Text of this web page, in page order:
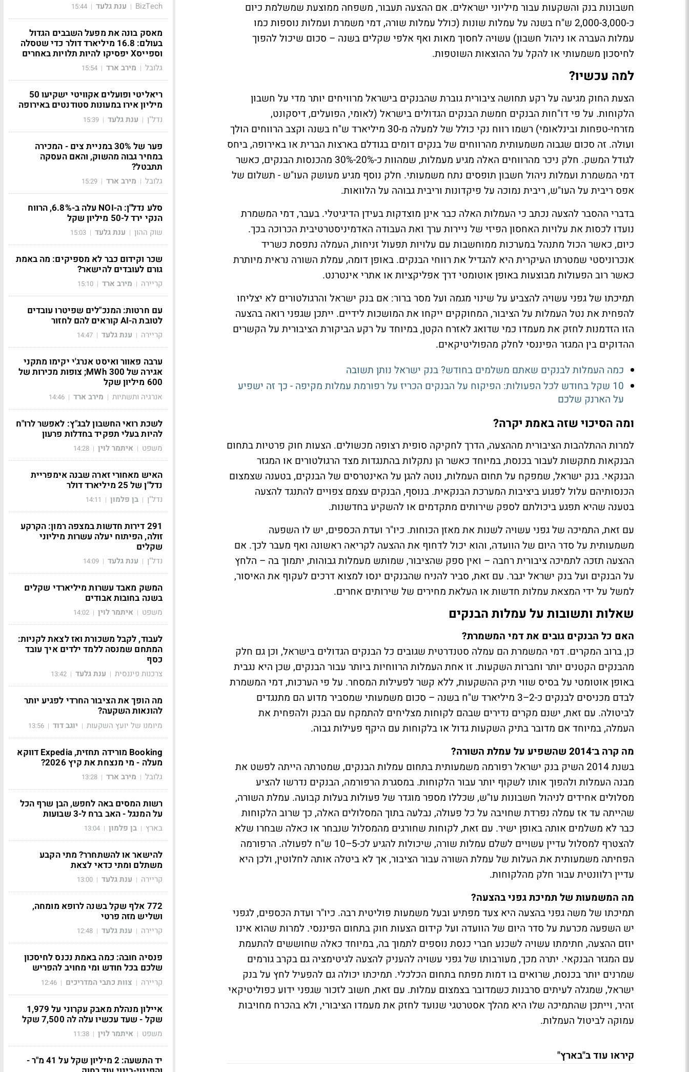
חשבונות בנק והשקעות עבור מיליוני ישראלים. אם ההצעה תעבור, משפחה ממוצעת שמשלמת כיום
כ-2,000-3,000 ש"ח בשנה על עמלות שונות (כולל עמלות שורה, דמי משמרת ועמלות נוספות כמו
עמלות העברה או ניהול חשבון) עשויה לחסוך מאות ואף אלפי שקלים בשנה – סכום שיכול להפוך
לחיסכון משמעותי או להקל על ההוצאות השוטפות.
למה עכשיו?
הצעת החוק מגיעה על רקע תחושה ציבורית גוברת שהבנקים בישראל מרוויחים יותר מדי על חשבון
הלקוחות. על פי דו"חות הבנקים חמשת הבנקים הגדולים בישראל (לאומי, הפועלים, דיסקונט,
מזרחי-טפחות ובינלאומי) רשמו רווח נקי כולל של למעלה מ-30 מיליארד ש"ח בשנה וקצב הרווחים הולך
ועולה. זה סכום שגבוה משמעותית מהרווחים של בנקים דומים בגודלם בארצות הברית או באירופה, ביחס
לגודל המשק. חלק ניכר מהרווחים האלה מגיע מעמלות, שמהוות כ-20%-30% מהכנסות הבנקים, כאשר
דמי המשמרת ועמלות ניהול חשבון תופסים נתח משמעותי. חלק נוסף מגיע מעושק העו"ש - תשלום של
אפס ריבית על העו"ש, ריבית נמוכה על פיקדונות וריבית גבוהה על הלוואות.
בדברי ההסבר להצעה נכתב כי העמלות האלה כבר אינן מוצדקות בעידן הדיגיטלי. בעבר, דמי המשמרת
נועדו לכסות את עלויות האחסון הפיזי של ניירות ערך ואת העבודה האדמיניסטרטיבית הכרוכה בכך.
כיום, כאשר הכול מתנהל במערכות ממוחשבות עם עלויות תפעול זניחות, העמלה נתפסת כשריד
אנכרוניסטי שמטרתו העיקרית היא להגדיל את רווחי הבנקים. באופן דומה, עמלת השורה נראית מיותרת
כאשר רוב הפעולות מבוצעות באופן אוטומטי דרך אפליקציות או אתרי אינטרנט.
תמיכתו של גפני עשויה להצביע על שינוי מגמה ועל מסר ברור: אם בנק ישראל והרגולטורים לא יצליחו
להפחית את נטל העמלות על הציבור, המחוקקים ייקחו את המושכות לידיים. ייתכן שגפני רואה בהצעה
הזו הזדמנות לחזק את מעמדו כמי שדואג לאזרח הקטן, במיוחד על רקע הביקורת הציבורית על הקשרים
ההדוקים בין המגזר הפיננסי לחלק מהפוליטיקאים.
כמה העמלות לבנקים שאתם משלמים בחודש? בנק ישראל נותן תשובה
10 שקל בחודש לכל הפעולות: הפיקוח על הבנקים הכריז על רפורמת עמלות מקיפה - כך זה ישפיע
על הארנק שלכם
ומה הסיכוי שזה באמת יקרה?
למרות ההתלהבות הציבורית מההצעה, הדרך לחקיקה סופית רצופה מכשולים. הצעות חוק פרטיות בתחום
הבנקאות מתקשות לעבור בכנסת, במיוחד כאשר הן נתקלות בהתנגדות מצד הרגולטורים או המגזר
הבנקאי. בנק ישראל, שמפקח על תחום העמלות, נוטה להגן על האינטרסים של הבנקים, בטענה שצמצום
הכנסותיהם עלול לפגוע ביציבות המערכת הבנקאית. בנוסף, הבנקים עצמם צפויים להתנגד להצעה
בטענה שהיא תפגע ביכולתם לספק שירותים מתקדמים או להשקיע בחדשנות.
עם זאת, התמיכה של גפני עשויה לשנות את מאזן הכוחות. כיו"ר ועדת הכספים, יש לו השפעה
משמעותית על סדר היום של הוועדה, והוא יכול לדחוף את ההצעה לקריאה ראשונה ואף מעבר לכך. אם
ההצעה תזכה לתמיכה ציבורית רחבה – ואין ספק שהציבור, שמותש מעמלות גבוהות, יתמוך בה – הלחץ
על הבנקים ועל בנק ישראל יגבר. עם זאת, סביר להניח שהבנקים ינסו למצוא דרכים לעקוף את האיסור,
למשל על ידי המצאת עמלות חדשות או העלאת מחירים של שירותים אחרים.
שאלות ותשובות על עמלות הבנקים
האם כל הבנקים גובים את דמי המשמרת?
כן, ברוב המקרים. דמי המשמרת הם עמלה סטנדרטית שגובים כל הבנקים הגדולים בישראל, וכן גם חלק
מהבנקים הקטנים יותר וחברות השקעות. זו אחת העמלות הרווחיות ביותר עבור הבנקים, שכן היא נגבית
באופן אוטומטי על בסיס שווי תיק ההשקעות, ללא קשר לפעילות המסחר. על פי הערכות, דמי המשמרת
לבדם מכניסים לבנקים כ-2–3 מיליארד ש"ח בשנה – סכום משמעותי שמסביר מדוע הם מתנגדים
לביטולה. עם זאת, ישנם מקרים נדירים שבהם לקוחות מצליחים להתמקח עם הבנק ולהפחית את
העמלה, במיוחד אם מדובר בתיק השקעות גדול או בלקוחות עם היקף פעילות גבוה.
מה קרה ב־2014 שהשפיע על עמלת השורה?
בשנת 2014 השיק בנק ישראל רפורמה משמעותית בתחום עמלות הבנקים, שמטרתה הייתה לפשט את
מבנה העמלות ולהפוך אותו לשקוף יותר עבור הלקוחות. במסגרת הרפורמה, הבנקים נדרשו להציע
מסלולים אחידים לניהול חשבונות עו"ש, שכללו מספר מוגדר של פעולות בעלות קבועה. עמלת השורה,
שהייתה עד אז עמלה נפרדת שחויבה על כל פעולה, נבלעה בתוך המסלולים האלה, כך שרוב הלקוחות
כבר לא משלמים אותה באופן ישיר. עם זאת, לקוחות שחורגים מהמסלול שנבחר או כאלה שבחרו שלא
להצטרף למסלול עדיין עשויים לשלם עמלות שורה, שיכולות להגיע לכ-5–10 ש"ח לפעולה. הרפורמה
הפחיתה משמעותית את העלות של עמלת השורה עבור הציבור, אך לא ביטלה אותה לחלוטין, ולכן היא
עדיין רלוונטית עבור חלק מהלקוחות.
מה המשמעות של תמיכת גפני בהצעה?
תמיכתו של משה גפני בהצעה היא צעד מפתיע ובעל משמעות פוליטית רבה. כיו"ר ועדת הכספים, לגפני
יש השפעה מכרעת על סדר היום של הוועדה ועל קידום הצעות חוק בתחום הפיננסי. למרות שהוא אינו
יוזם ההצעה, חתימתו עשויה לשכנע חברי כנסת נוספים לתמוך בה, במיוחד כאלה שחוששים להתעמת
עם המגזר הבנקאי. יתרה מכך, מעורבותו של גפני עשויה להעניק להצעה לגיטימציה גם בקרב גורמים
שמרנים יותר בכנסת, שרואים בו דמות מפתח בתחום הכלכלי. תמיכתו יכולה גם להפעיל לחץ על בנק
ישראל, שמגלה לעיתים סרבנות כשמדובר בצמצום עמלות. עם זאת, חשוב לזכור שגפני ידוע כפוליטיקאי
זהיר, וייתכן שהתמיכה שלו היא מהלך אסטרטגי שנועד לחזק את מעמדו הציבורי, ולא בהכרח מחויבות
עמוקה לביטול העמלות.
קיראו עוד ב"בארץ"
BizTech
| ענת גלעד |
15:44
מאסק בונה את מפעל השבבים הגדול
בעולם: 16.8 מיליארד דולר כדי שטסלה
וספייסX יפסיקו להיות תלויות באחרים
גלובל | מירב ארד |
15:54
ריאליטי ופועלים אקוויטי ישקיעו 50
מיליון אירו במעונות סטודנטים באירופה
נדל"ן | ענת גלעד |
15:39
פער של 30% במניית צים - המכירה
במחיר גבוה מהשוק, והאם העסקה
תתבטל?
גלובל | מירב ארד |
15:29
סלע נדל"ן: ה-NOI עלה ב-6.8%, הרווח
הנקי ירד ל-50 מיליון שקל
שוק ההון | ענת גלעד |
15:03
שכר וקידום כבר לא מספיקים: מה באמת
גורם לעובדים להישאר?
קריירה | מירב ארד |
15:10
עם חרטות: המנכ"לים שפיטרו עובדים
לטובת ה-AI קוראים להם לחזור
קריירה | ענת גלעד |
14:47
ערבה פאוור ואיסט אנרג'י יקימו מתקני
אגירה של 300 MWh; צופות מכירות של
600 מיליון שקל
אנרגיה ותשתיות | מירב ארד |
14:46
לשכת רואי החשבון לבג"ץ: לאפשר לרו"ח
להיות בעלי תפקיד בחדלות פרעון
משפט | איתמר לוין |
14:28
האיש מאחורי זארה שבנה אימפריית
נדל"ן של 25 מיליארד דולר
נדל"ן | בן פלמון |
14:11
291 דירות חדשות במצפה רמון: הקרקע
זולה, הפיתוח יעלה עשרות מיליוני
שקלים
נדל"ן | ענת גלעד |
14:09
המשק מאבד עשרות מיליארדי שקלים
בשנה בחובות אבודים
משפט | איתמר לוין |
14:02
לעבוד, לקבל משכורת ואז לצאת לקניות:
המתחם שמנסה ללמד ילדים איך עובד
כסף
צרכנות פיננסית | ענת גלעד |
13:42
מה הופך את הציבור החרדי לפגיע יותר
להונאות השקעה?
מיומנו של יועץ השקעות | יוגב דוד |
13:56
Booking מורידה תחזית, Expedia דווקא
מעלה - מי מנצחת את קיץ 2026?
גלובל | מירב ארד |
13:28
רשות המסים באה לחפש, הבן שרף הכל
על המנגל - האב ברח ל-3 שבועות
בארץ | בן פלמון |
13:04
להישאר או להשתחרר? מתי הקבע
משתלם ומתי כדאי לצאת
קריירה | ענת גלעד |
13:00
772 אלף שקל בשנה לרופא מומחה,
ושליש מזה פרטי
קריירה | ענת גלעד |
12:48
פנסיה חובה: כמה באמת נכנס לחיסכון
שלכם בכל חודש ומי מחויב להפריש
קריירה | צוות כתבי המדריכים |
12:46
איילון מנהלת מאבק עקרוני על 1,979
שקל - שעד עכשיו עלה לה 7,500 שקל
משפט | איתמר לוין |
11:38
יד התשעה: 2 מיליון שקל על 41 מ"ר -